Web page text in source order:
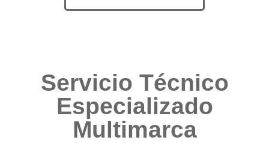
Servicio Técnico
Especializado
Multimarca